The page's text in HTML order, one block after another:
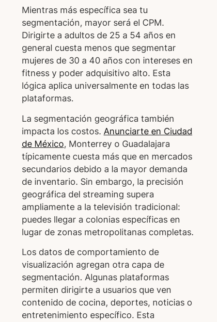
Mientras más específica sea tu
segmentación, mayor será el CPM.
Dirigirte a adultos de 25 a 54 años en
general cuesta menos que segmentar
mujeres de 30 a 40 años con intereses en
fitness y poder adquisitivo alto. Esta
lógica aplica universalmente en todas las
plataformas.
La segmentación geográfica también
impacta los costos. Anunciarte en Ciudad
de México, Monterrey o Guadalajara
típicamente cuesta más que en mercados
secundarios debido a la mayor demanda
de inventario. Sin embargo, la precisión
geográfica del streaming supera
ampliamente a la televisión tradicional:
puedes llegar a colonias específicas en
lugar de zonas metropolitanas completas.
Los datos de comportamiento de
visualización agregan otra capa de
segmentación. Algunas plataformas
permiten dirigirte a usuarios que ven
contenido de cocina, deportes, noticias o
entretenimiento específico. Esta